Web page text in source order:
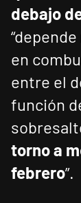
debajo
en
entre el
función
torno a
febrero”.